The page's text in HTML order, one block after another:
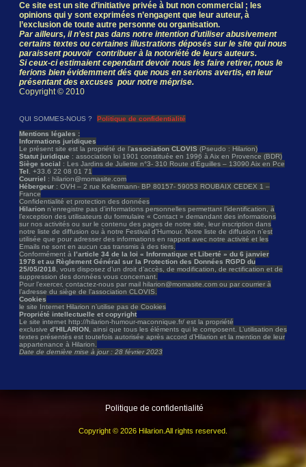
Ce site est un site d’initiative privée à but non commercial ; les
opinions qui y sont exprimées n’engagent que leur auteur, à
l’exclusion de toute autre personne ou organisation.
Par ailleurs, il n’est pas dans notre intention d’utiliser abusivement
certains textes ou certaines illustrations déposés sur le site qui nous
paraissent pouvoir contribuer à la notoriété de leurs auteurs.
Si ceux-ci estimaient cependant devoir nous les faire retirer, nous le
ferions bien évidemment dés que nous en serions avertis, en leur
présentant des excuses pour notre méprise.
Copyright © 2010
QUI SOMMES-NOUS ?
Politique de confidentialité
Mentions légales :
Informations juridiques
Le présent site est la propriété de l’association CLOVIS (Pseudo : Hilarion)
Statut juridique : association loi 1901 constituée en 1996 à Aix en Provence (BDR)
Siège social : Les Jardins de Juliette n°3- 310 Route d’Éguilles – 13090 Aix en Pce
Tel . +33.6 22 08 01 71
Courriel : hilarion@momasite.com
Hébergeur : OVH – 2 rue Kellermann- BP 80157- 59053 ROUBAIX CEDEX 1 –
France
Confidentialité et protection des données
Hilarion n’enregistre pas d’informations personnelles permettant l’identification, à
l’exception des utilisateurs du formulaire « Contact » demandant des informations
sur nos activités ou sur le contenu des pages de notre site, leur inscription dans
notre liste de diffusion ou à notre Festival d’Humour. Notre liste de diffusion n’est
utilisée que pour adresser des informations en rapport avec notre activité et les
Emails ne sont en aucun cas transmis à des tiers.
Conformément à l’article 34 de la loi « Informatique et Liberté » du 6 janvier
1978 et au Règlement Général sur la Protection des Données RGPD du
25/05/2018 , vous disposez d’un droit d’accès, de modification, de rectification et de
suppression des données vous concernant.
Pour l’exercer, contactez-nous par mail hilarion@momasite.com ou par courrier à
l’adresse du siège de l’association CLOVIS.
Cookies
le site Internet Hilarion n’utilise pas de Cookies
Propriété intellectuelle et copyright
Le site internet http://hilarion-humour-maconnique.fr/ est la propriété
exclusive d’HILARION , ainsi que tous les éléments qui le composent. L’utilisation des
textes présentés est toutefois autorisée après accord d’Hilarion et la mention de leur
appartenance à Hilarion.
Date de dernière mise à jour : 28 février 2023
Politique de confidentialité
Copyright © 2026 Hilarion.All rights reserved.